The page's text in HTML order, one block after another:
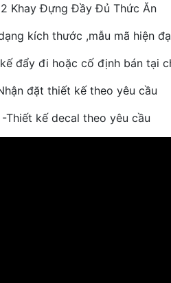
Khay Đựng Đầy Đủ Thức Ăn
kích thước ,mẫu mã hiện
đẩy đi hoặc cố định bán tại
đặt thiết kế theo yêu cầu
-Thiết kế decal theo yêu cầu